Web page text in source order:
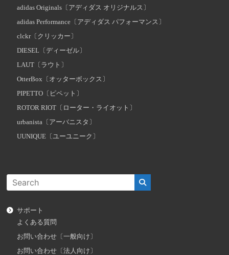
adidas Originals〔アディダス オリジナルス〕
adidas Performance〔アディダス パフォーマンス〕
clckr〔クリッカー〕
DIESEL〔ディーゼル〕
LAUT〔ラウト〕
OtterBox〔オッターボックス〕
PIPETTO〔ピペット〕
ROTOR RIOT〔ローター・ライオット〕
urbanista〔アーバニスタ〕
UUNIQUE〔ユーユニーク〕
サポート
よくある質問
お問い合わせ〔一般向け〕
お問い合わせ〔法人向け〕